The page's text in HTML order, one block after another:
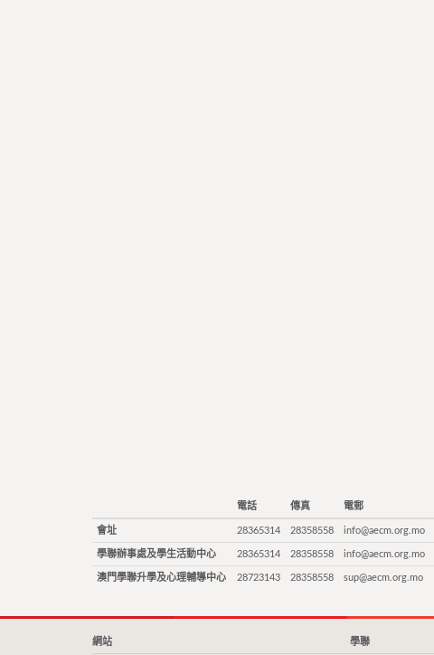
電話 傳真 電郵
會址 28365314 28358558 info@aecm.org.mo
學聯辦事處及學生活動中心 28365314 28358558 info@aecm.org.mo
澳門學聯升學及心理輔導中心 28723143 28358558 sup@aecm.org.mo
網站 學聯